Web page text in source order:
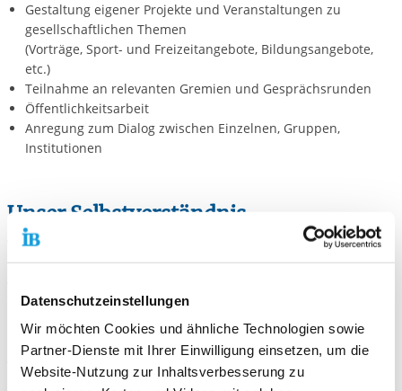
Datenschutzeinstellungen
Wir möchten Cookies und ähnliche Technologien sowie
Partner-Dienste mit Ihrer Einwilligung einsetzen, um die
Website-Nutzung zur Inhaltsverbesserung zu
Gestaltung eigener Projekte und Veranstaltungen zu
gesellschaftlichen Themen
(Vorträge, Sport- und Freizeitangebote, Bildungsangebote,
etc.)
Teilnahme an relevanten Gremien und Gesprächsrunden
Öffentlichkeitsarbeit
Anregung zum Dialog zwischen Einzelnen, Gruppen,
Institutionen
Unser Selbstverständnis
Vertraulichkeit:
Unsere Gespräche sind streng vertraulich, es
erfolgt keine Weitergabe der Inhalte oder Daten an Dritte. Wir
Lebenswelt junger Fußballfans und schätzen das Vertrauen
unserer Klienten*Klientinnen als Grundlage unserer Arbeit.
Daher sehen wir es als selbstverständlich an, einen
vertrauensvollen und wertschätzenden Umgang mit ihnen zu